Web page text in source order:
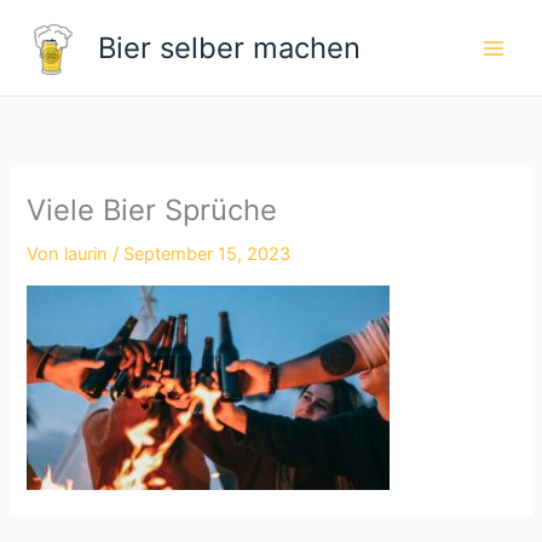
Inhalt
springen
Bier selber machen
Viele Bier Sprüche
Von laurin / September 15, 2023